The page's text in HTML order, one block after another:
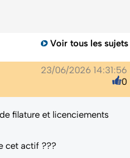
Voir tous les sujets
23/06/2026 14:31:56
0
filature et licenciements
cet actif ???